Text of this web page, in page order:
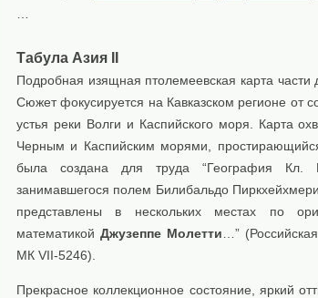
Табула Азия II
Подробная изящная птолемеевская карта части
Сюжет фокусируется на Кавказском регионе от
устья реки Волги и Каспийского моря. Карта
Черным и Каспийским морями,
была создана для труда “География Кл.
занимавшегося полем Билибальдо
представлены в нескольких местах по
математикой Джузеппе Молетти …”
МК VII-5246).
Прекрасное коллекционное состояние, яркий